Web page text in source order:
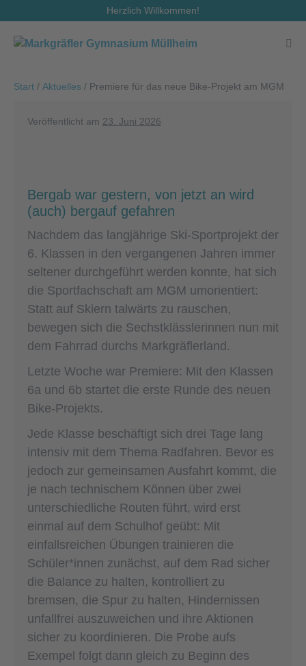
Inhalt
springen
Herzlich Willkommen!
Start / Aktuelles / Premiere für das neue Bike-Projekt am MGM
Veröffentlicht am 23. Juni 2026
Bergab war gestern, von jetzt an wird
(auch) bergauf gefahren
Nachdem das langjährige Ski-Sportprojekt der
6. Klassen in den vergangenen Jahren immer
seltener durchgeführt werden konnte, hat sich
die Sportfachschaft am MGM umorientiert:
Statt auf Skiern talwärts zu rauschen,
bewegen sich die Sechstklässlerinnen nun mit
dem Fahrrad durchs Markgräflerland.
Letzte Woche war Premiere: Mit den Klassen
6a und 6b startet die erste Runde des neuen
Bike-Projekts.
Jede Klasse beschäftigt sich drei Tage lang
intensiv mit dem Thema Radfahren. Bevor es
jedoch zur gemeinsamen Ausfahrt kommt, die
je nach technischem Können über zwei
unterschiedliche Routen führt, wird erst
einmal auf dem Schulhof geübt: Mit
einfallsreichen Übungen trainieren die
Schüler*innen zunächst, auf dem Rad sicher
die Balance zu halten, kontrolliert zu
bremsen, die Spur zu halten, Hindernissen
unfallfrei auszuweichen und ihre Aktionen
sicher zu koordinieren. Die Probe aufs
Exempel folgt dann gleich zu Beginn des